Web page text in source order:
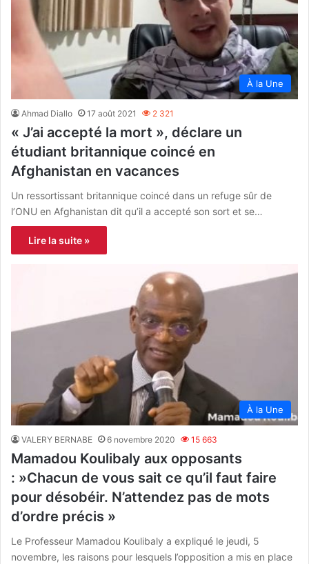
À la Une
Ahmad Diallo 17 août 2021 2 321
« J’ai accepté la mort », déclare un
étudiant britannique coincé en
Afghanistan en vacances
Un ressortissant britannique coincé dans un refuge sûr de
l’ONU en Afghanistan dit qu’il a accepté son sort et se…
Lire la suite »
À la Une
VALERY BERNABE 6 novembre 2020 15 663
Mamadou Koulibaly aux opposants
: »Chacun de vous sait ce qu’il faut faire
pour désobéir. N’attendez pas de mots
d’ordre précis »
Le Professeur Mamadou Koulibaly a expliqué le jeudi, 5
novembre, les raisons pour lesquels l’opposition a mis en place